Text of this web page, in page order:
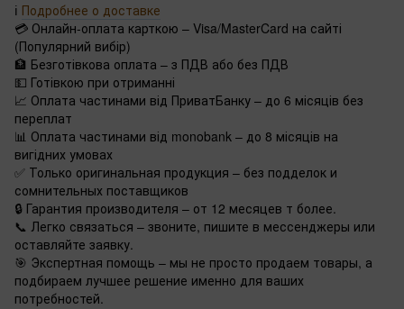
ℹ️ Подробнее о доставке
💳 Онлайн-оплата карткою – Visa/MasterCard на сайті
(Популярний вибір)
🏦 Безготівкова оплата – з ПДВ або без ПДВ
💵 Готівкою при отриманні
📈 Оплата частинами від ПриватБанку – до 6 місяців без
переплат
📊 Оплата частинами від monobank – до 8 місяців на
вигідних умовах
✅ Только оригинальная продукция – без подделок и
сомнительных поставщиков
🔒 Гарантия производителя – от 12 месяцев т более.
📞 Легко связаться – звоните, пишите в мессенджеры или
оставляйте заявку.
🎯 Экспертная помощь – мы не просто продаем товары, а
подбираем лучшее решение именно для ваших
потребностей.